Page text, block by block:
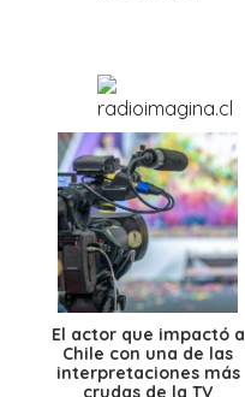
El actor que impactó a
Chile con una de las
interpretaciones más
crudas de la TV